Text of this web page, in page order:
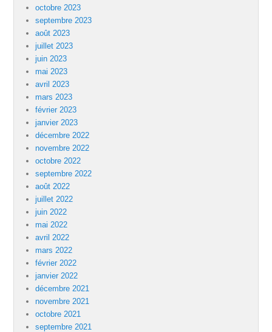
octobre 2023
septembre 2023
août 2023
juillet 2023
juin 2023
mai 2023
avril 2023
mars 2023
février 2023
janvier 2023
décembre 2022
novembre 2022
octobre 2022
septembre 2022
août 2022
juillet 2022
juin 2022
mai 2022
avril 2022
mars 2022
février 2022
janvier 2022
décembre 2021
novembre 2021
octobre 2021
septembre 2021